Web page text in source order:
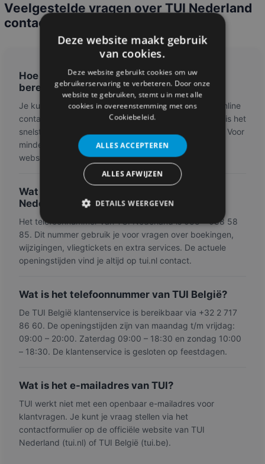
Veelgestelde vragen over TUI Nederland
contact
Hoe kan ik de klantenservice van TUI
bereiken?
Je kunt contact opnemen met TUI via telefoon, het online
contactformulier of social media. Telefonisch contact is het
snelst bij dringende vragen over je vlucht of boeking. Voor
minder urgente vragen is het contactformulier via de
website handig.
Wat is het telefoonnummer van TUI
Nederland?
Het telefoonnummer van TUI Nederland is 088 – 088 58
85. Dit nummer gebruik je voor vragen over boekingen,
wijzigingen, vliegtickets en extra services. De actuele
openingstijden vind je altijd op tui.nl contact.
Wat is het telefoonnummer van TUI België?
De TUI België klantenservice is bereikbaar via +32 2 717
86 60. De openingstijden zijn van maandag t/m vrijdag:
09:00 – 20:00. Zaterdag 09:00 – 18:30 en zondag 10:00
– 18:30. De klantenservice is gesloten op feestdagen.
Wat is het e-mailadres van TUI?
TUI werkt niet met een openbaar e-mailadres voor
klantvragen. Je kunt je vraag stellen via het
contactformulier op de officiële website van TUI
Nederland (tui.nl) of TUI België (tui.be).
Deze website maakt gebruik
van cookies.
Deze website gebruikt cookies om uw
gebruikerservaring te verbeteren. Door onze
website te gebruiken, stemt u in met alle
cookies in overeenstemming met ons
Cookiebeleid.
ALLES ACCEPTEREN
ALLES AFWIJZEN
DETAILS WEERGEVEN